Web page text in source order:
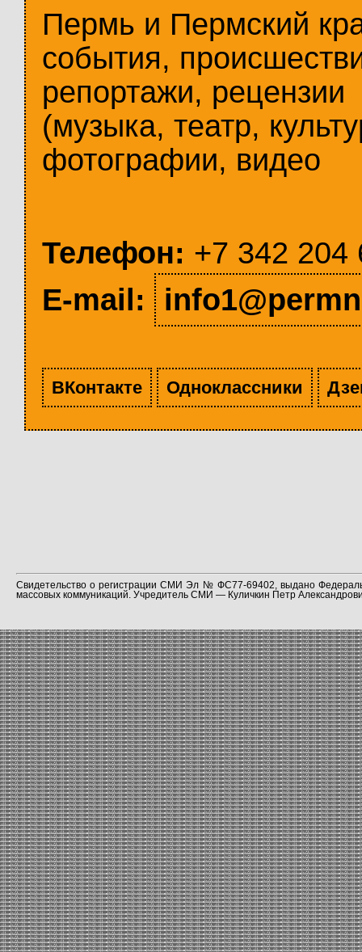
Пермь и Пермский
события,
репортажи, рецензии
(музыка, театр,
фотографии, видео
Телефон: +7 342 204
E-mail:
ВКонтакте Одноклассники
Свидетельство о регистрации СМИ Эл № ФС77-69402, выдано
массовых коммуникаций. Учредитель СМИ — Куличкин Петр